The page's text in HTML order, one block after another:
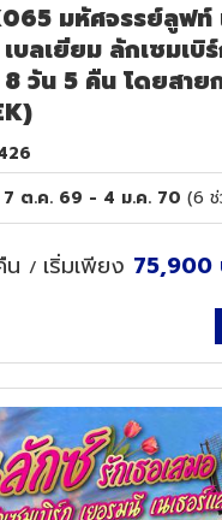
มหัศจรรย์ลูฟท์
บลเยียม ลักเซมเบิ
วัน 5 คืน โดยสาย
7 ต.ค. 69 - 4 ม.ค. 70 (6
น / เริ่มเพียง 75,900